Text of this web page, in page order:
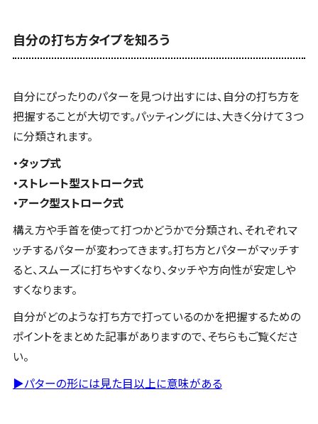
自分の打ち方タイプを知ろう
自分にぴったりのパターを見つけ出すには、自分の打ち方を
把握することが大切です。パッティングには、大きく分けて３つ
に分類されます。
・タップ式
・ストレート型ストローク式
・アーク型ストローク式
構え方や手首を使って打つかどうかで分類され、それぞれマ
ッチするパターが変わってきます。打ち方とパターがマッチす
ると、スムーズに打ちやすくなり、タッチや方向性が安定しや
すくなります。
自分がどのような打ち方で打っているのかを把握するための
ポイントをまとめた記事がありますので、そちらもご覧くださ
い。
▶パターの形には見た目以上に意味がある